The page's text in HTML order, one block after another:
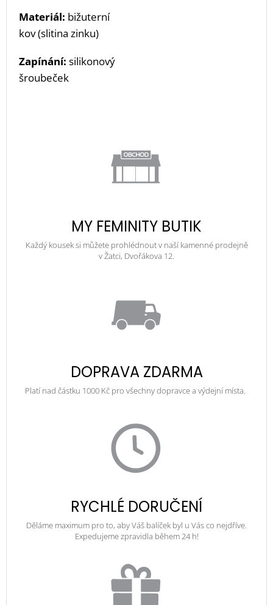
Materiál: bižuterní
kov (slitina zinku)
Zapínání: silikonový
šroubeček
MY FEMINITY BUTIK
Každý kousek si můžete prohlédnout v naší kamenné prodejně
v Žatci, Dvořákova 12.
DOPRAVA ZDARMA
Platí nad částku 1000 Kč pro všechny dopravce a výdejní místa.
RYCHLÉ DORUČENÍ
Děláme maximum pro to, aby Váš balíček byl u Vás co nejdříve.
Expedujeme zpravidla během 24 h!